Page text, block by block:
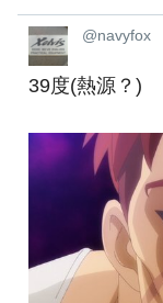
@navyfox
39度(熱源？)